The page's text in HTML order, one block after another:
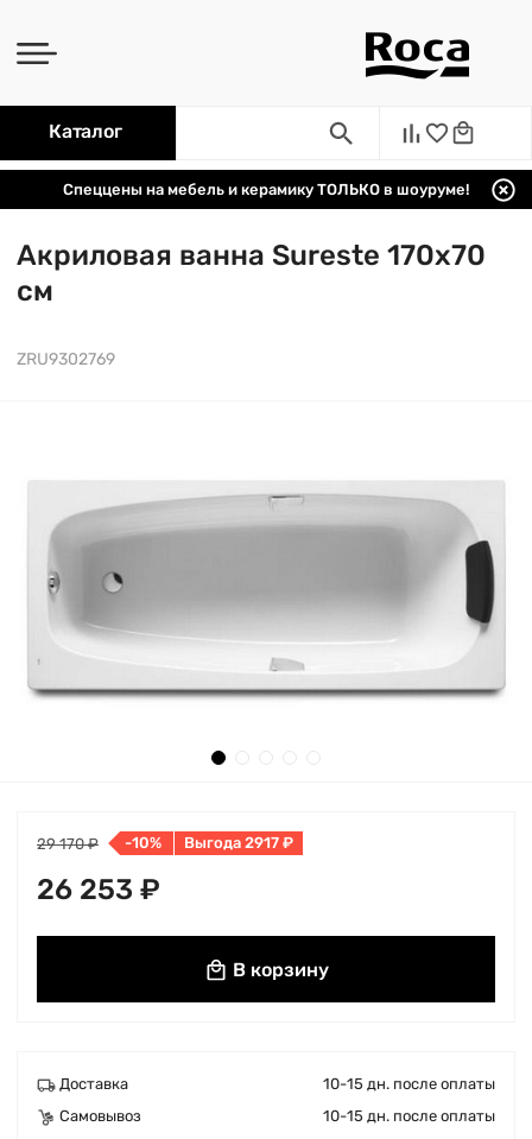
Каталог
Спеццены на мебель и керамику ТОЛЬКО в шоуруме!
Акриловая ванна Sureste 170х70
см
ZRU9302769
29 170 ₽ -10% Выгода 2917 ₽
26 253 ₽
В корзину
Доставка
10-15 дн. после оплаты
Самовывоз
10-15 дн. после оплаты